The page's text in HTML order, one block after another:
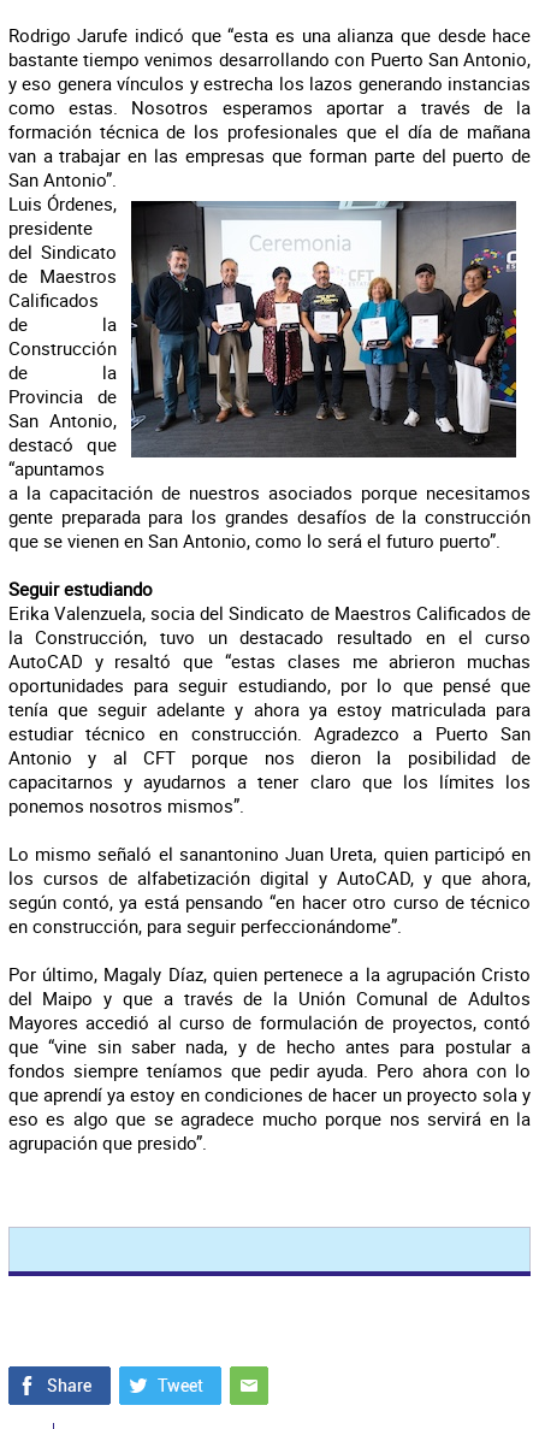
Rodrigo Jarufe indicó que “esta es una alianza que desde hace
bastante tiempo venimos desarrollando con Puerto San Antonio,
y eso genera vínculos y estrecha los lazos generando instancias
como estas. Nosotros esperamos aportar a través de la
formación técnica de los profesionales que el día de mañana
van a trabajar en las empresas que forman parte del puerto de
San Antonio”.
Luis Órdenes,
presidente
del Sindicato
de Maestros
Calificados
de la
Construcción
de la
Provincia de
San Antonio,
destacó que
“apuntamos
a la capacitación de nuestros asociados porque necesitamos
gente preparada para los grandes desafíos de la construcción
que se vienen en San Antonio, como lo será el futuro puerto”.
Seguir estudiando
Erika Valenzuela, socia del Sindicato de Maestros Calificados de
la Construcción, tuvo un destacado resultado en el curso
AutoCAD y resaltó que “estas clases me abrieron muchas
oportunidades para seguir estudiando, por lo que pensé que
tenía que seguir adelante y ahora ya estoy matriculada para
estudiar técnico en construcción. Agradezco a Puerto San
Antonio y al CFT porque nos dieron la posibilidad de
capacitarnos y ayudarnos a tener claro que los límites los
ponemos nosotros mismos”.
Lo mismo señaló el sanantonino Juan Ureta, quien participó en
los cursos de alfabetización digital y AutoCAD, y que ahora,
según contó, ya está pensando “en hacer otro curso de técnico
en construcción, para seguir perfeccionándome”.
Por último, Magaly Díaz, quien pertenece a la agrupación Cristo
del Maipo y que a través de la Unión Comunal de Adultos
Mayores accedió al curso de formulación de proyectos, contó
que “vine sin saber nada, y de hecho antes para postular a
fondos siempre teníamos que pedir ayuda. Pero ahora con lo
que aprendí ya estoy en condiciones de hacer un proyecto sola y
eso es algo que se agradece mucho porque nos servirá en la
agrupación que presido”.